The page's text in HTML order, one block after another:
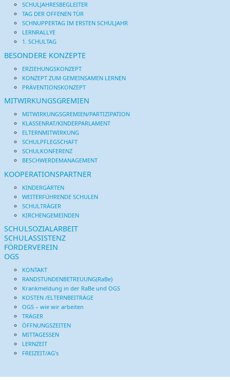
SCHULJAHRESBEGLEITER
TAG DER OFFENEN TÜR
SCHNUPPERTAG IM ERSTEN SCHULJAHR
LERNRALLYE
1. SCHULTAG
BESONDERE KONZEPTE
ERZIEHUNGSKONZEPT
KONZEPT ZUM GEMEINSAMEN LERNEN
PRÄVENTIONSKONZEPT
MITWIRKUNGSGREMIEN
MITWIRKUNGSGREMIEN/PARTIZIPATION
KLASSENRAT/KINDERPARLAMENT
ELTERNMITWIRKUNG
SCHULPFLEGSCHAFT
SCHULKONFERENZ
BESCHWERDEMANAGEMENT
KOOPERATIONSPARTNER
KINDERGÄRTEN
WEITERFÜHRENDE SCHULEN
SCHULTRÄGER
KIRCHENGEMEINDEN
SCHULSOZIALARBEIT
SCHULASSISTENZ
FÖRDERVEREIN
OGS
KONTAKT
RANDSTUNDENBETREUUNG(RaBe)
Krankmeldung in der RaBe und OGS
KOSTEN /ELTERNBEITRÄGE
OGS – wie wir arbeiten
TRÄGER
ÖFFNUNGSZEITEN
MITTAGESSEN
LERNZEIT
FREIZEIT/AG's